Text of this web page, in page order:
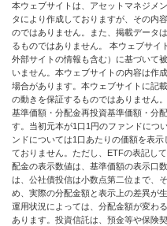
本ウェブサイトは、アセットマネジメ
タにより作成しておりますが、その内
のではありません。また、掲載データ
るものではありません。 本ウェブサイ
外部サイトの情報も含む）に基づいて
いません。本ウェブサイトの内容は作
場合があります。本ウェブサイトに記
の動きを保証するものではありません。
基準価額・分配金再投資基準価額・分
す。当初元本が1口1円のファンドにつ
ンドについては1口あたりの価額を表
ておりません。ただし、ETFの表記し
配金の表示数値は、基準価額の表示口
は、公社債投信は小数点第二位まで、
め、実際の分配金額と表示上の差異が
運用状況によっては、分配金額が変わ
あります。投資信託は、預金等や保険